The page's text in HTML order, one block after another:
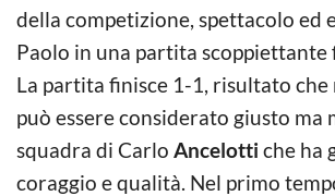
della competizione, spettacolo ed
Paolo in una partita scoppiettante
La partita finisce 1-1, risultato che
può essere considerato giusto ma
squadra di Carlo Ancelotti che ha
coraggio e qualità. Nel primo